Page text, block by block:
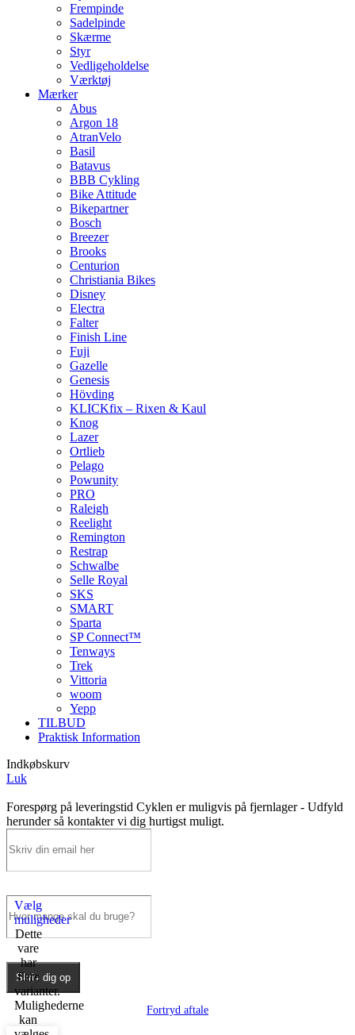
Vælg
muligheder
Dette
vare
har
flere
varianter.
Mulighederne
kan
Frempinde
Sadelpinde
Skærme
Styr
Vedligeholdelse
Værktøj
Mærker
Abus
Argon 18
AtranVelo
Basil
Batavus
BBB Cykling
Bike Attitude
Bikepartner
Bosch
Breezer
Brooks
Centurion
Christiania Bikes
Disney
Electra
Falter
Finish Line
Fuji
Gazelle
Genesis
Hövding
KLICKfix – Rixen & Kaul
Knog
Lazer
Ortlieb
Pelago
Powunity
PRO
Raleigh
Reelight
Remington
Restrap
Schwalbe
Selle Royal
SKS
SMART
Sparta
SP Connect™
Tenways
Trek
Vittoria
woom
Yepp
TILBUD
Praktisk Information
Indkøbskurv
Luk
Forespørg på leveringstid Cyklen er muligvis på fjernlager - Udfyld
herunder så kontakter vi dig hurtigst muligt.
Skriv dig op
Fortryd aftale